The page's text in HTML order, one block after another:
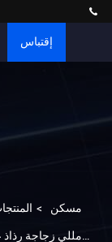
إقتباس
مسكن >